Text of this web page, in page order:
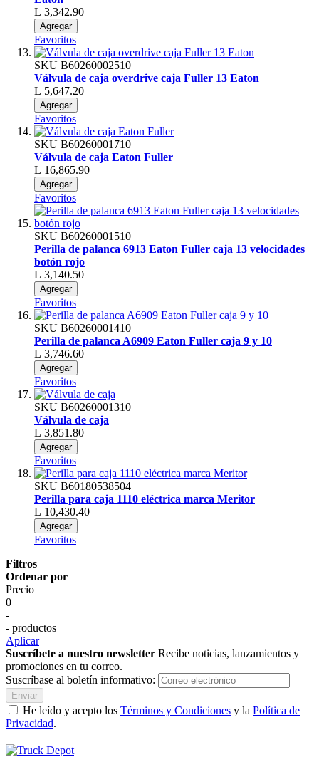
L 3,342.90
Agregar
Favoritos
SKU B60260002510
Válvula de caja overdrive caja Fuller 13 Eaton
L 5,647.20
Agregar
Favoritos
SKU B60260001710
Válvula de caja Eaton Fuller
L 16,865.90
Agregar
Favoritos
SKU B60260001510
Perilla de palanca 6913 Eaton Fuller caja 13 velocidades
botón rojo
L 3,140.50
Agregar
Favoritos
SKU B60260001410
Perilla de palanca A6909 Eaton Fuller caja 9 y 10
L 3,746.60
Agregar
Favoritos
SKU B60260001310
Válvula de caja
L 3,851.80
Agregar
Favoritos
SKU B60180538504
Perilla para caja 1110 eléctrica marca Meritor
L 10,430.40
Agregar
Favoritos
Filtros
Ordenar por
Precio
0
-
- productos
Aplicar
Suscríbete a nuestro newsletter Recibe noticias, lanzamientos y
promociones en tu correo.
Suscríbase al boletín informativo:
Enviar
He leído y acepto los Términos y Condiciones y la Política de
Privacidad.